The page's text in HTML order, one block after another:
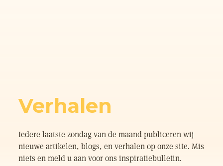
Verhalen
Iedere laatste zondag van de maand publiceren wij
nieuwe artikelen, blogs, en verhalen op onze site. Mis
niets en meld u aan voor ons inspiratiebulletin.